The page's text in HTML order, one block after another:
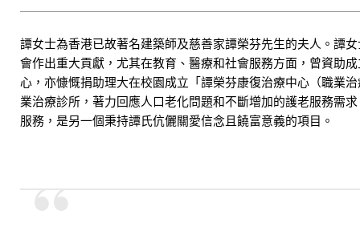
譚女士為香港已故著名建築師及慈善家譚榮芬先生的夫人。譚
會作出重大貢獻，尤其在教育、醫療和社會服務方面，曾資助
心，亦慷慨捐助理大在校園成立「譚榮芬康復治療中心（職業
業治療診所，著力回應人口老化問題和不斷增加的護老服務需
服務，是另一個秉持譚氏伉儷關愛信念且饒富意義的項目。